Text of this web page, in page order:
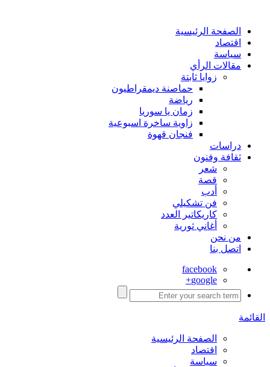
الصفحة الرئيسية
اقتصاد
سياسة
مقالات الرأي
زوايا ثابتة
حماصنة ديمقراطيون
رياضة
زمان يا سوريا
زاوية ساخرة اسبوعية
فنجان قهوة
دراسات
ثقافة وفنون
شعر
قصة
أدب
فن تشكيلي
كاريكاتير العدد
أغاني ثورية
من نحن
اتصل بنا
facebook
google+
القائمة
الصفحة الرئيسية
اقتصاد
سياسة